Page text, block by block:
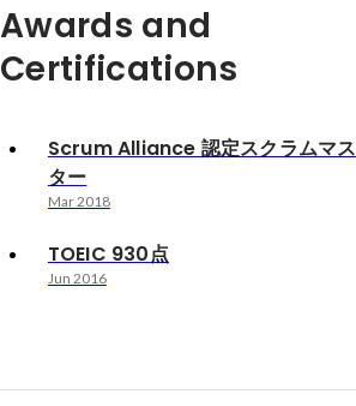
Awards and
Certifications
Scrum Alliance 認定スクラムマス
ター
Mar 2018
TOEIC 930点
Jun 2016